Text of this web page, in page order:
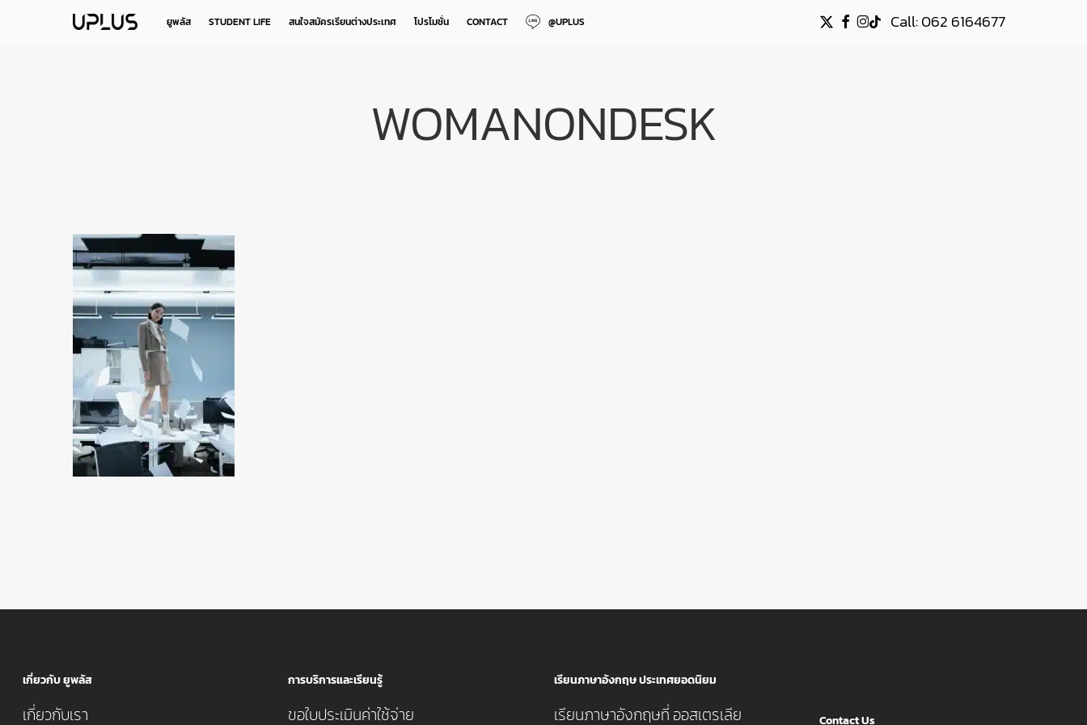
ยูพลัส STUDENT LIFE สนใจสมัครเรียนต่างประเทศ โปรโมชั่น CONTACT @UPLUS Call: 062 6164677
X-
TWITTER
FACEBOOK
INSTAGRAM
TIKTOK
WOMANONDESK
เกี่ยวกับ ยูพลัส
เกี่ยวกับเรา
การบริการและเรียนรู้
ขอใบประเมินค่าใช้จ่าย
เรียนภาษาอังกฤษ ประเทศยอดนิยม
เรียนภาษาอังกฤษที่ ออสเตรเลีย Contact Us